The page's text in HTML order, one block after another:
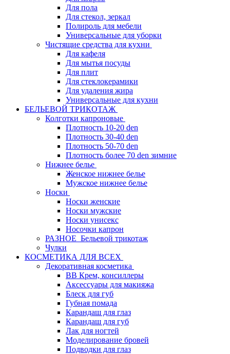
Для пола
Для стекол, зеркал
Полироль для мебели
Универсальные для уборки
Чистящие средства для кухни
Для кафеля
Для мытья посуды
Для плит
Для стеклокерамики
Для удаления жира
Универсальные для кухни
БЕЛЬЕВОЙ ТРИКОТАЖ
Колготки капроновые
Плотность 10-20 den
Плотность 30-40 den
Плотность 50-70 den
Плотность более 70 den зимние
Нижнее белье
Женское нижнее белье
Мужское нижнее белье
Носки
Носки женские
Носки мужские
Носки унисекс
Носочки капрон
РАЗНОЕ_Бельевой трикотаж
Чулки
КОСМЕТИКА ДЛЯ ВСЕХ
Декоративная косметика
BB Крем, консиллеры
Аксессуары для макияжа
Блеск для губ
Губная помада
Карандаш для глаз
Карандаш для губ
Лак для ногтей
Моделирование бровей
Подводки для глаз